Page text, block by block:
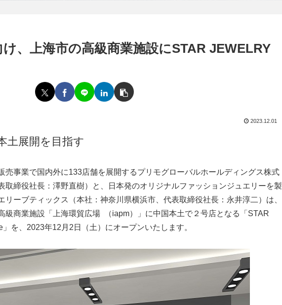
、上海市の高級商業施設にSTAR JEWELRY
2023.12.01
土展開を目指す
売事業で国内外に133店舗を展開するプリモグローバルホールディングス株式
取締役社長：澤野直樹）と、日本発のオリジナルファッションジュエリーを製
リーブティックス（本社：神奈川県横浜市、代表取締役社長：永井淳二）は、
級商業施設「上海環貿広場 （iapm）」に中国本土で２号店となる「STAR
を、2023年12月2日（土）にオープンいたします。